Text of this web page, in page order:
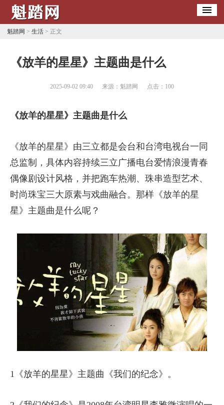
魁踏网 > 生活> 正文
​《放羊的星星》主题曲是什么
2025-09-02 09:40 来源：魁踏网 点击： 100
《放羊的星星》主题曲是什么
《放羊的星星》由三立都是会台和台湾电视台一同
总监制，具体内容持续三立广播电台爱情浪漫青春
偶像剧设计风格，并把跑车热潮、珠串造型艺术、
时尚珠宝三大原素与戏曲融合。那样《放羊的星
星》主题曲是什么呢？
1《放羊的星星》主题曲《我们的纪念》。